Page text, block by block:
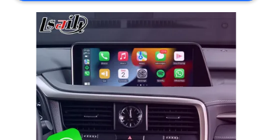
साइटमैप
PRIVACY
POLICY